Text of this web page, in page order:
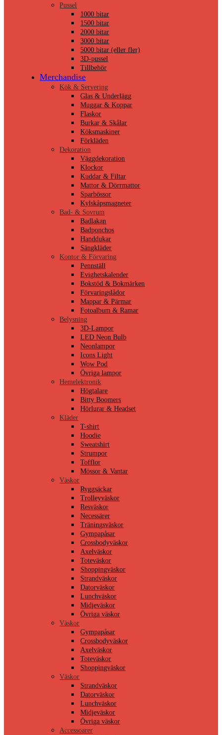
Pussel
1000 bitar
1500 bitar
2000 bitar
3000 bitar
5000 bitar (eller fler)
3D-pussel
Tillbehör
Merchandise
Kök & Servering
Glas & Underlägg
Muggar & Koppar
Flaskor
Burkar & Skålar
Köksmaskiner
Förkläden
Dekoration
Väggdekoration
Klockor
Kuddar & Filtar
Mattor & Dörrmattor
Sparbössor
Kylskåpsmagneter
Bad- & Sovrum
Badlakan
Badponchos
Handdukar
Sängkläder
Kontor & Förvaring
Pennställ
Evighetskalender
Bokstöd & Bokmärken
Förvaringslådor
Mappar & Pärmar
Fotoalbum & Ramar
Belysning
3D-Lampor
LED Neon Bulb
Neonlampor
Icons Light
Wow Pod
Övriga lampor
Hemelektronik
Högtalare
Bitty Boomers
Hörlurar & Headset
Kläder
T-shirt
Hoodie
Sweatshirt
Strumpor
Tofflor
Mössor & Vantar
Väskor
Ryggsäckar
Trolleyväskor
Resväskor
Necessärer
Träningsväskor
Gympapåsar
Crossbodyväskor
Axelväskor
Toteväskor
Shoppingväskor
Strandväskor
Datorväskor
Lunchväskor
Midjeväskor
Övriga väskor
Väskor
Gympapåsar
Crossbodyväskor
Axelväskor
Toteväskor
Shoppingväskor
Väskor
Strandväskor
Datorväskor
Lunchväskor
Midjeväskor
Övriga väskor
Accessoarer